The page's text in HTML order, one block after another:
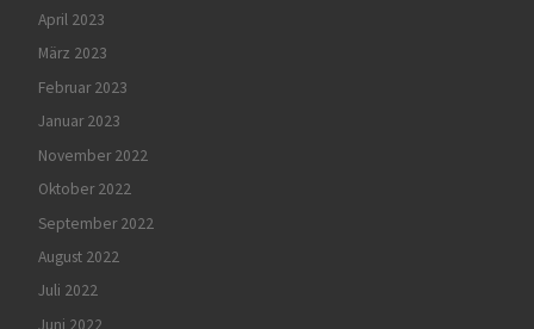
April 2023
März 2023
Februar 2023
Januar 2023
November 2022
Oktober 2022
September 2022
August 2022
Juli 2022
Juni 2022